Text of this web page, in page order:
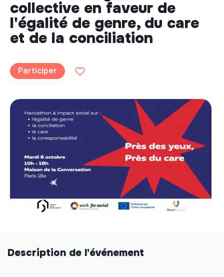
collective en faveur de
l'égalité de genre, du care
et de la conciliation
Participer
Description de l'événement